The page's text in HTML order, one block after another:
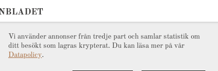
Vi använder annonser från tredje part och samlar statistik om
ditt besökt som lagras krypterat. Du kan läsa mer på vår
Datapolicy.